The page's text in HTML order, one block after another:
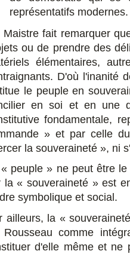
représentatifs modernes.
Maistre fait remarquer
ou de prendre des
élémentaires,
D'où l'inanité
le peuple en
en soi et en une
fondamentale,
» et par celle
la souveraineté », ni
peuple » ne peut être
la « souveraineté » est
symbolique et social.
ailleurs, la «
comme
d'elle même et ne